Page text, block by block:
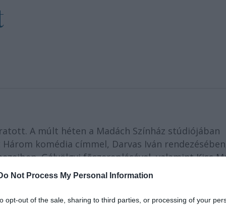
Not Process My Personal Information
opt-out of the sale, sharing to third parties, or processing of your
A múlt héten a Madách Színház stúdiójában
komédia címmel, Darvas Iván
Gálvölgyi fõszereplésével, valamint Kiss
25.